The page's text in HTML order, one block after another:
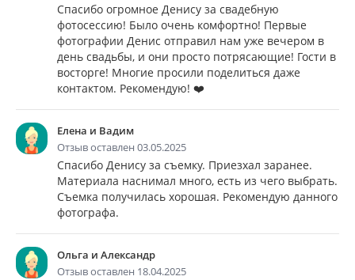
Спасибо огромное Денису за свадебную
фотосессию! Было очень комфортно! Первые
фотографии Денис отправил нам уже вечером в
день свадьбы, и они просто потрясающие! Гости в
восторге! Многие просили поделиться даже
контактом. Рекомендую! ❤️
Елена и Вадим
Отзыв оставлен 03.05.2025
Спасибо Денису за съемку. Приезхал заранее.
Материала наснимал много, есть из чего выбрать.
Съемка получилась хорошая. Рекомендую данного
фотографа.
Ольга и Александр
Отзыв оставлен 18.04.2025